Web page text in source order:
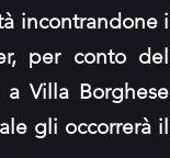
incontrandone i
per conto del
Villa Borghese
gli occorrerà il